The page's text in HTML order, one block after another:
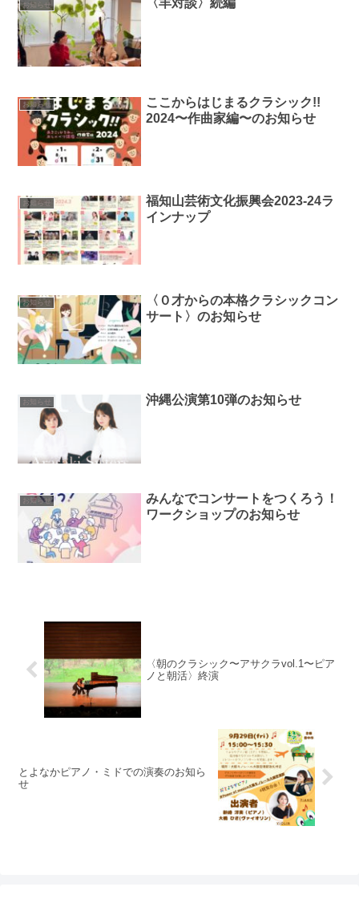
お知らせ
お知らせ
ここからはじまるクラシック!!
2024〜作曲家編〜のお知らせ
お知らせ
福知山芸術文化振興会2023-24ラ
インナップ
お知らせ
〈０才からの本格クラシックコン
サート〉のお知らせ
お知らせ 沖縄公演第10弾のお知らせ
お知らせ
みんなでコンサートをつくろう！
ワークショップのお知らせ
〈朝のクラシック〜アサクラvol.1〜ピア
ノと朝活〉終演
とよなかピアノ・ミドでの演奏のお知ら
せ